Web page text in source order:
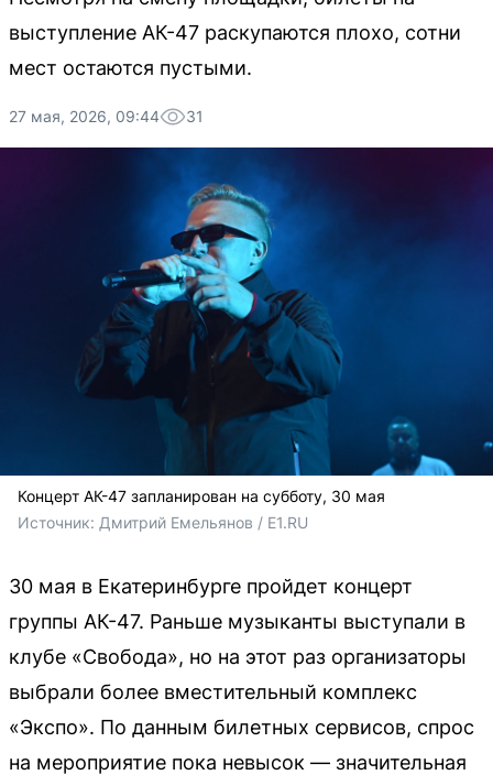
выступление АК-47 раскупаются плохо, сотни
мест остаются пустыми.
27 мая, 2026, 09:44 31
Концерт АК-47 запланирован на субботу, 30 мая
Источник: Дмитрий Емельянов / E1.RU
30 мая в Екатеринбурге пройдет концерт
группы АК-47. Раньше музыканты выступали в
клубе «Свобода», но на этот раз организаторы
выбрали более вместительный комплекс
«Экспо». По данным билетных сервисов, спрос
на мероприятие пока невысок — значительная